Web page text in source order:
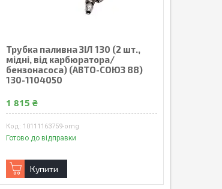
Трубка паливна ЗІЛ 130 (2 шт.,
мідні, від карбюратора/
бензонасоса) (АВТО-СОЮЗ 88)
130-1104050
1 815 ₴
10111163759-omg
Готово до відправки
Купити